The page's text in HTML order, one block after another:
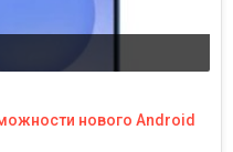
нового Android